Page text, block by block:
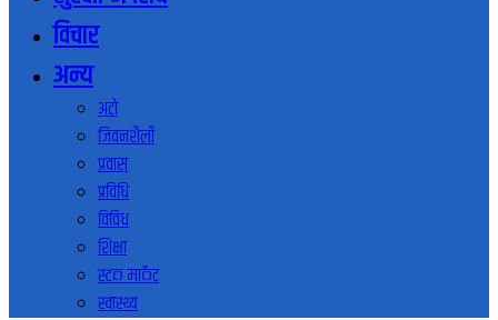
विचार
अन्य
अटो
जिवनशैली
प्रवास
प्रविधि
विविध
शिक्षा
स्टक मार्केट
स्वास्थ्य